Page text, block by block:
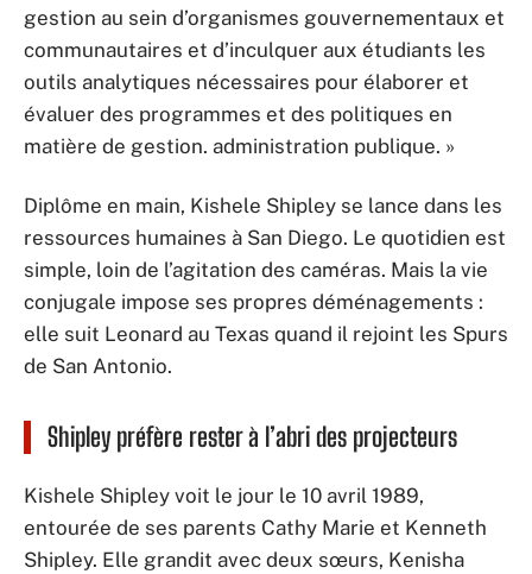
gestion au sein d’organismes gouvernementaux et
communautaires et d’inculquer aux étudiants les
outils analytiques nécessaires pour élaborer et
évaluer des programmes et des politiques en
matière de gestion. administration publique. »
Diplôme en main, Kishele Shipley se lance dans les
ressources humaines à San Diego. Le quotidien est
simple, loin de l’agitation des caméras. Mais la vie
conjugale impose ses propres déménagements :
elle suit Leonard au Texas quand il rejoint les Spurs
de San Antonio.
Shipley préfère rester à l’abri des projecteurs
Kishele Shipley voit le jour le 10 avril 1989,
entourée de ses parents Cathy Marie et Kenneth
Shipley. Elle grandit avec deux sœurs, Kenisha